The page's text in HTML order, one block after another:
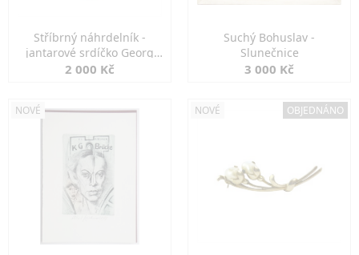
Stříbrný náhrdelník -
jantarové srdíčko Georg
Kramer
2 000 Kč
Suchý Bohuslav -
Slunečnice
3 000 Kč
NOVÉ NOVÉ OBJEDNÁNO